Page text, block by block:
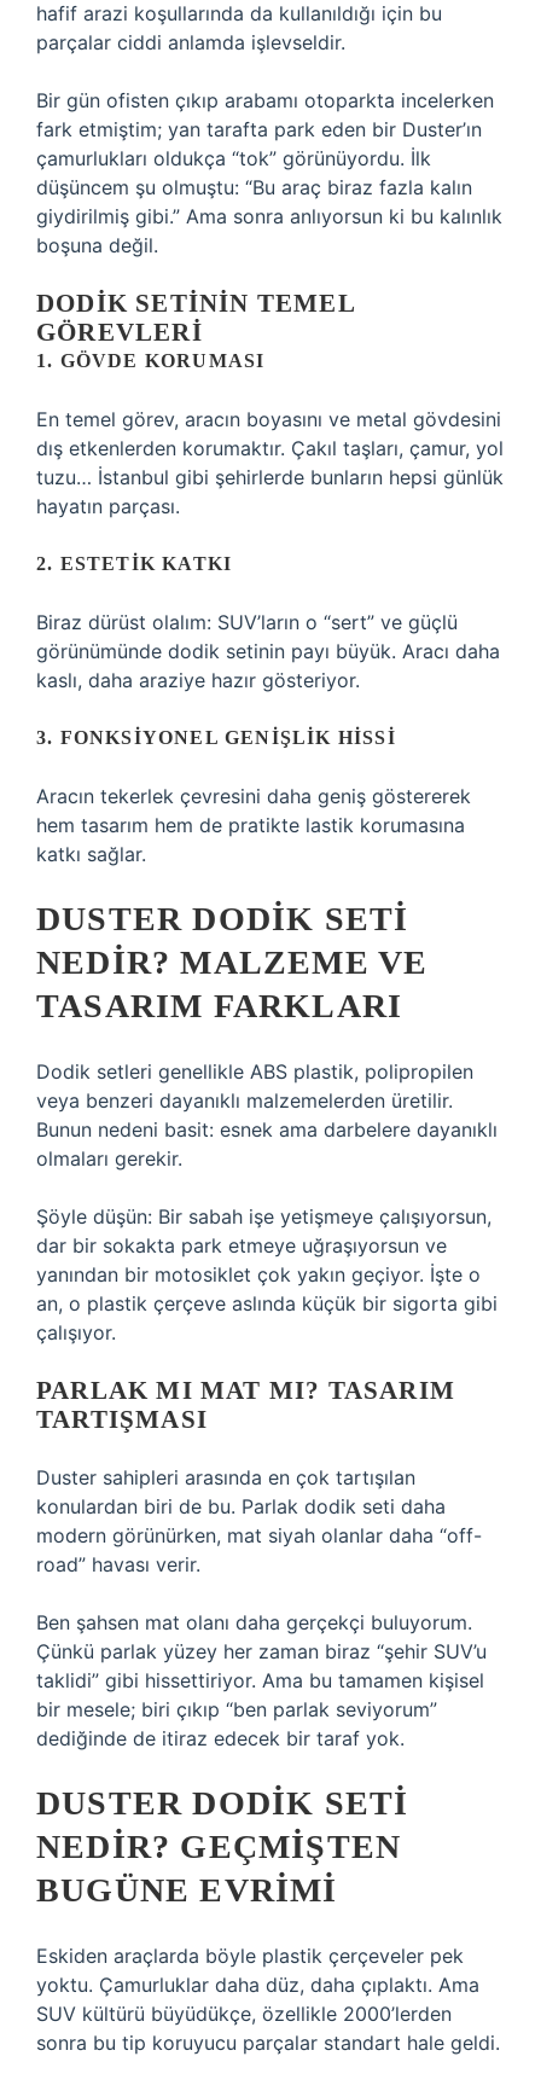
hafif arazi koşullarında da kullanıldığı için bu
parçalar ciddi anlamda işlevseldir.
Bir gün ofisten çıkıp arabamı otoparkta incelerken
fark etmiştim; yan tarafta park eden bir Duster’ın
çamurlukları oldukça “tok” görünüyordu. İlk
düşüncem şu olmuştu: “Bu araç biraz fazla kalın
giydirilmiş gibi.” Ama sonra anlıyorsun ki bu kalınlık
boşuna değil.
DODIK SETININ TEMEL
GÖREVLERI
1. GÖVDE KORUMASI
En temel görev, aracın boyasını ve metal gövdesini
dış etkenlerden korumaktır. Çakıl taşları, çamur, yol
tuzu… İstanbul gibi şehirlerde bunların hepsi günlük
hayatın parçası.
2. ESTETIK KATKI
Biraz dürüst olalım: SUV’ların o “sert” ve güçlü
görünümünde dodik setinin payı büyük. Aracı daha
kaslı, daha araziye hazır gösteriyor.
3. FONKSIYONEL GENIŞLIK HISSI
Aracın tekerlek çevresini daha geniş göstererek
hem tasarım hem de pratikte lastik korumasına
katkı sağlar.
DUSTER DODIK SETI
NEDIR? MALZEME VE
TASARIM FARKLARI
Dodik setleri genellikle ABS plastik, polipropilen
veya benzeri dayanıklı malzemelerden üretilir.
Bunun nedeni basit: esnek ama darbelere dayanıklı
olmaları gerekir.
Şöyle düşün: Bir sabah işe yetişmeye çalışıyorsun,
dar bir sokakta park etmeye uğraşıyorsun ve
yanından bir motosiklet çok yakın geçiyor. İşte o
an, o plastik çerçeve aslında küçük bir sigorta gibi
çalışıyor.
PARLAK MI MAT MI? TASARIM
TARTIŞMASI
Duster sahipleri arasında en çok tartışılan
konulardan biri de bu. Parlak dodik seti daha
modern görünürken, mat siyah olanlar daha “off-
road” havası verir.
Ben şahsen mat olanı daha gerçekçi buluyorum.
Çünkü parlak yüzey her zaman biraz “şehir SUV’u
taklidi” gibi hissettiriyor. Ama bu tamamen kişisel
bir mesele; biri çıkıp “ben parlak seviyorum”
dediğinde de itiraz edecek bir taraf yok.
DUSTER DODIK SETI
NEDIR? GEÇMIŞTEN
BUGÜNE EVRIMI
Eskiden araçlarda böyle plastik çerçeveler pek
yoktu. Çamurluklar daha düz, daha çıplaktı. Ama
SUV kültürü büyüdükçe, özellikle 2000’lerden
sonra bu tip koruyucu parçalar standart hale geldi.